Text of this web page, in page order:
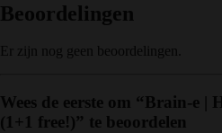
Beoordelingen
Er zijn nog geen beoordelingen.
Wees de eerste om “Brain-e
(1+1 free!)” te beoordelen